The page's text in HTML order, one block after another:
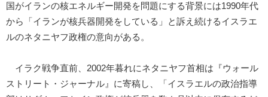
国がイランの核エネルギー開発を問題にする背景には1990年代
から「イランが核兵器開発をしている」と訴え続けるイスラエ
ルのネタニヤフ政権の意向がある。
イラク戦争直前、2002年暮れにネタニヤフ首相は『ウォール
ストリート・ジャーナル』に寄稿し、「イスラエルの政治指導